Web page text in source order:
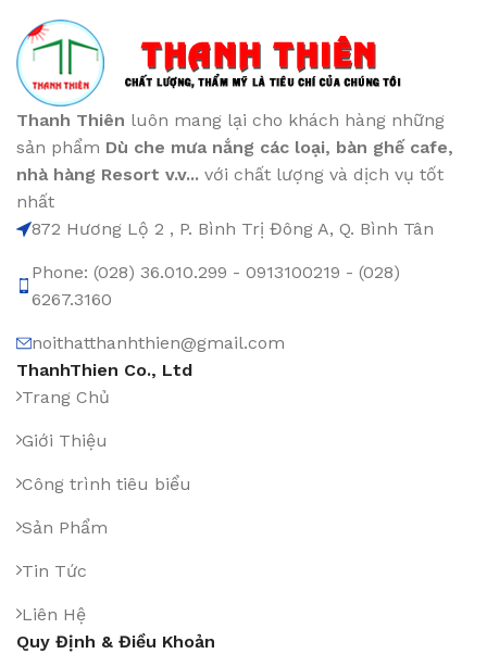
Thanh Thiên luôn mang lại cho khách hàng những
sản phẩm Dù che mưa nắng các loại, bàn ghế cafe,
nhà hàng Resort v.v... với chất lượng và dịch vụ tốt
nhất
872 Hương Lộ 2 , P. Bình Trị Đông A, Q. Bình Tân
Phone: (028) 36.010.299 - 0913100219 - (028)
6267.3160
noithatthanhthien@gmail.com
ThanhThien Co., Ltd
Trang Chủ
Giới Thiệu
Công trình tiêu biểu
Sản Phẩm
Tin Tức
Liên Hệ
Quy Định & Điều Khoản